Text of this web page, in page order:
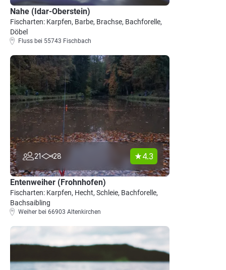
Nahe (Idar-Oberstein)
Fischarten: Karpfen, Barbe, Brachse, Bachforelle,
Döbel
Fluss bei 55743 Fischbach
21 28 4.3
Entenweiher (Frohnhofen)
Fischarten: Karpfen, Hecht, Schleie, Bachforelle,
Bachsaibling
Weiher bei 66903 Altenkirchen